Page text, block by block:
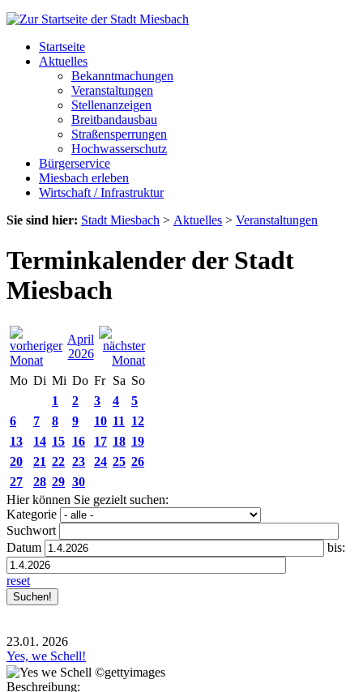
Startseite
Aktuelles
Bekanntmachungen
Veranstaltungen
Stellenanzeigen
Breitbandausbau
Straßensperrungen
Hochwasserschutz
Bürgerservice
Miesbach erleben
Wirtschaft / Infrastruktur
Sie sind hier: Stadt Miesbach > Aktuelles > Veranstaltungen
Terminkalender der Stadt
Miesbach
April
2026
Mo Di Mi Do Fr Sa So
1
2 3 4
5
6
7 8 9 10 11
12
13
14 15 16 17 18 19
20
21 22 23 24 25 26
27
28 29 30
Hier können Sie gezielt suchen:
Kategorie
Suchwort
Datum
bis:
reset
23.01. 2026
Yes, we Schell!
Beschreibung: